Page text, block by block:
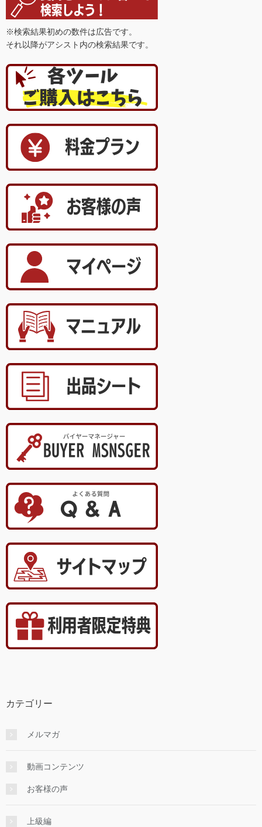
※検索結果初めの数件は広告です。
それ以降がアシスト内の検索結果です。
カテゴリー
メルマガ
動画コンテンツ
お客様の声
上級編